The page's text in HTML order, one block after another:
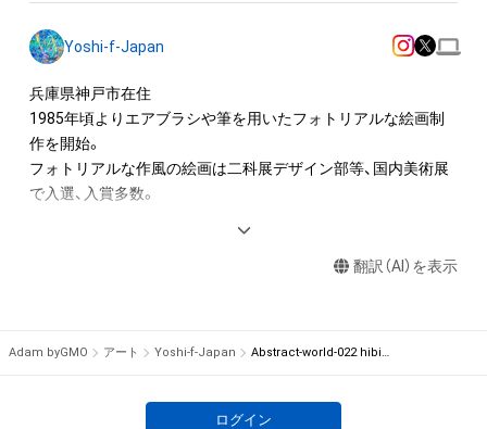
出願する権利を含みます。)を意味します。)は、本アイテムの著
作権を有する方、著作隣接権の権利者またはその管理委託を受
けている者によって保護されています。そのため、本アイテム
を保有していたとしても、本アイテムに関する創作物にかかる
知的財産権を有することを意味しません。
・本アイテムの著作権を有する方、著作隣接権の権利者またはそ
の管理委託を受けている者からの事前の同意なしに、上記の「本
権を侵害するおそれのある行為(改変、公開、配布、逆コンパイ
ル、リバースエンジニアリングを含みますが、これに限定されま
であると判断した場合、利用をお断りさせていただきます。
保有者、その他第三者が損害を被った場合、その損害がいかなる
Yoshi-f-Japan
兵庫県神戸市在住
1985年頃よりエアブラシや筆を用いたフォトリアルな絵画制
作を開始。
フォトリアルな作風の絵画は二科展デザイン部等、国内美術展
で入選、入賞多数。
2021年12月から、広告媒体で使用する為に制作した「光をテー
翻訳（AI）を表示
Adam byGMO アート Yoshi-f-Japan Abstract-world-022 hibiscus ハイビスカス
ログイン